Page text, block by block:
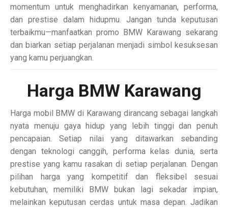
momentum untuk menghadirkan kenyamanan, performa,
dan prestise dalam hidupmu. Jangan tunda keputusan
terbaikmu—manfaatkan promo BMW Karawang sekarang
dan biarkan setiap perjalanan menjadi simbol kesuksesan
yang kamu perjuangkan.
Harga BMW Karawang
Harga mobil BMW di Karawang dirancang sebagai langkah
nyata menuju gaya hidup yang lebih tinggi dan penuh
pencapaian. Setiap nilai yang ditawarkan sebanding
dengan teknologi canggih, performa kelas dunia, serta
prestise yang kamu rasakan di setiap perjalanan. Dengan
pilihan harga yang kompetitif dan fleksibel sesuai
kebutuhan, memiliki BMW bukan lagi sekadar impian,
melainkan keputusan cerdas untuk masa depan. Jadikan